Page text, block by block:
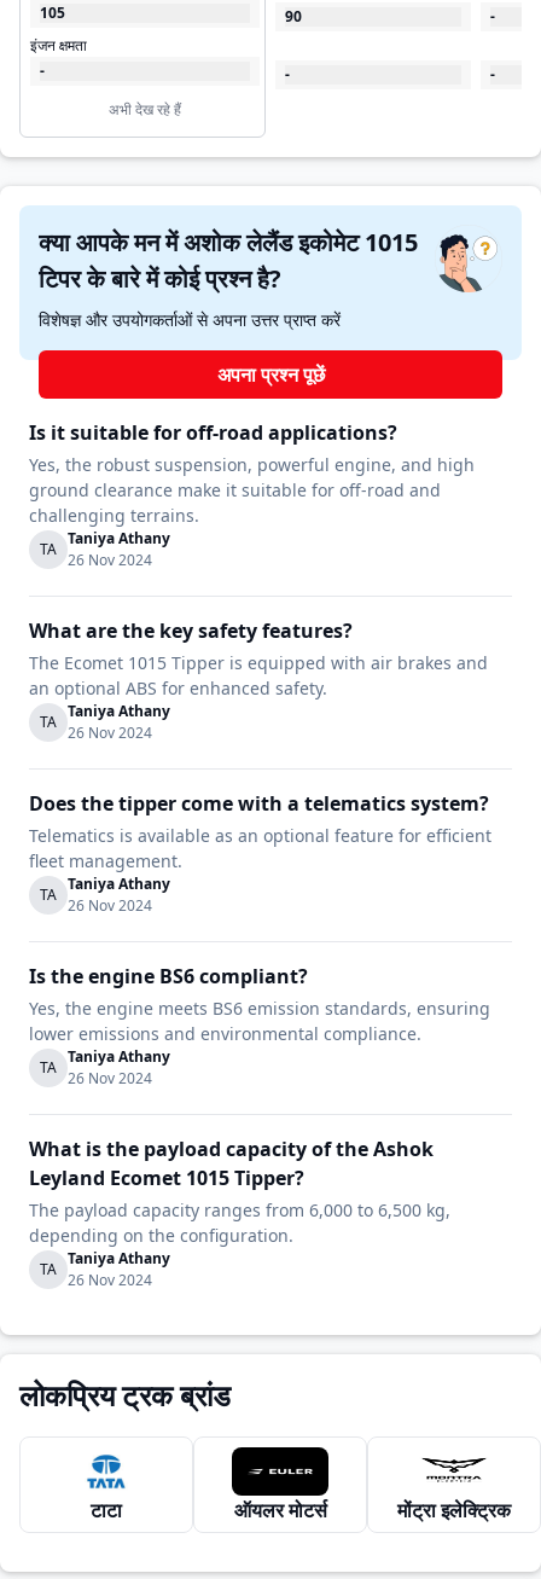
105
इंजन क्षमता
-
अभी देख रहे हैं
90
-
-
-
क्या आपके मन में अशोक लेलैंड इकोमेट 1015
टिपर के बारे में कोई प्रश्न है?
विशेषज्ञ और उपयोगकर्ताओं से अपना उत्तर प्राप्त करें
अपना प्रश्न पूछें
Is it suitable for off-road applications?
Yes, the robust suspension, powerful engine, and high
ground clearance make it suitable for off-road and
challenging terrains.
TA
Taniya Athany
26 Nov 2024
What are the key safety features?
The Ecomet 1015 Tipper is equipped with air brakes and
an optional ABS for enhanced safety.
TA
Taniya Athany
26 Nov 2024
Does the tipper come with a telematics system?
Telematics is available as an optional feature for efficient
fleet management.
TA
Taniya Athany
26 Nov 2024
Is the engine BS6 compliant?
Yes, the engine meets BS6 emission standards, ensuring
lower emissions and environmental compliance.
TA
Taniya Athany
26 Nov 2024
What is the payload capacity of the Ashok
Leyland Ecomet 1015 Tipper?
The payload capacity ranges from 6,000 to 6,500 kg,
depending on the configuration.
TA
Taniya Athany
26 Nov 2024
लोकप्रिय ट्रक ब्रांड
टाटा ऑयलर मोटर्स मोंट्रा इलेक्ट्रिक